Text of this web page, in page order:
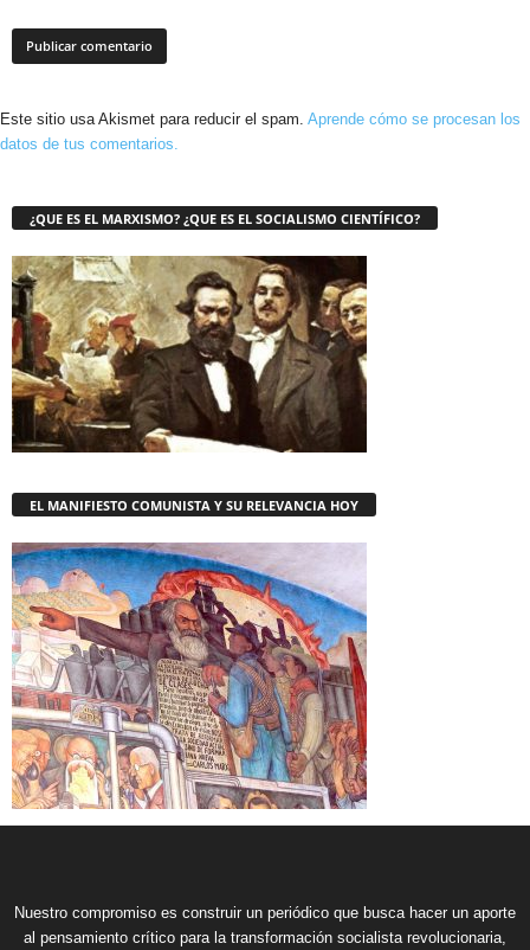
Este sitio usa Akismet para reducir el spam. Aprende cómo se procesan los
datos de tus comentarios.
¿QUE ES EL MARXISMO? ¿QUE ES EL SOCIALISMO CIENTÍFICO?
EL MANIFIESTO COMUNISTA Y SU RELEVANCIA HOY
Nuestro compromiso es construir un periódico que busca hacer un aporte
al pensamiento crítico para la transformación socialista revolucionaria,